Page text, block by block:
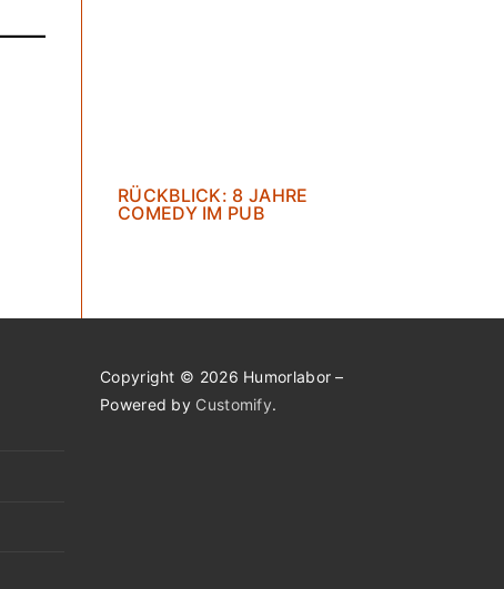
RÜCKBLICK: 8 JAHRE
COMEDY IM PUB
Copyright © 2026 Humorlabor –
Powered by Customify.